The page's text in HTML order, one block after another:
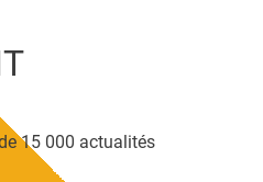
15 000 actualités